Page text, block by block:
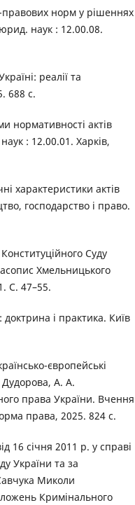
норм у рішеннях
наук : 12.00.08.
реалії та
688 с.
нормативності актів
: 12.00.01. Xарків,
характеристики актів
господарство і право.
Суду
Хмельницького
С. 47–55.
доктрина і практика. Київ
європейські
Дудорова, А. А.
права України. Вчення
права, 2025. 824 c.
16 січня 2011 р. у справі
України та за
Миколи
Кримінального